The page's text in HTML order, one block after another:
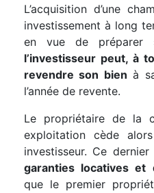
L’acquisition d’une
investissement à long
en vue de préparer
l’investisseur peut, à
revendre son bien à
l’année de revente.
Le propriétaire de la
exploitation cède
investisseur. Ce
garanties locatives et
que le premier